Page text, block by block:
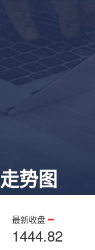
走势图
最新收盘
1444.82